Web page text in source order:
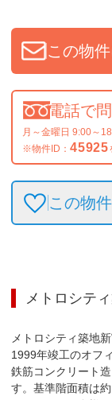
この物
電話で
月～金曜日 9:00～
※物件ID： 45925
この物
メトロシテ
メトロシティ築地
1999年竣工のオフ
鉄筋コンクリート
す。基準階面積は